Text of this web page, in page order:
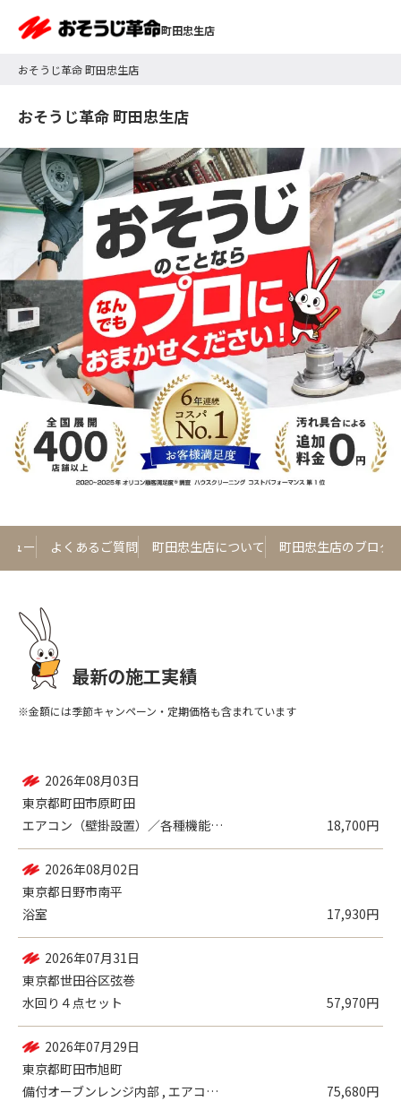
町田忠生店
おそうじ革命 町田忠生店
おそうじ革命 町田忠生店
ュー よくあるご質問 町田忠生店について 町田忠生店のブログ
最新の施工実績
※金額には季節キャンペーン・定期価格も含まれています
2026年08月03日
東京都町田市忠生
エアコン（壁掛設置）／一般
9,980円
2026年08月03日
東京都町田市原町田
エアコン（壁掛設置）／各種機能付き
18,700円
2026年08月02日
東京都日野市南平
浴室
17,930円
2026年07月31日
東京都世田谷区弦巻
水回り４点セット
57,970円
2026年07月29日
東京都町田市旭町